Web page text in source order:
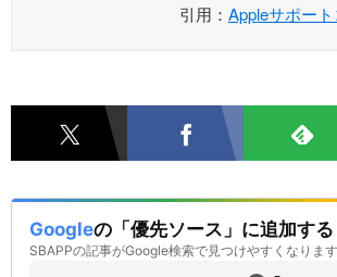
引用： Appleサポー
Googleの「優先ソース」に追加する
SBAPPの記事がGoogle検索で見つけやすくなります